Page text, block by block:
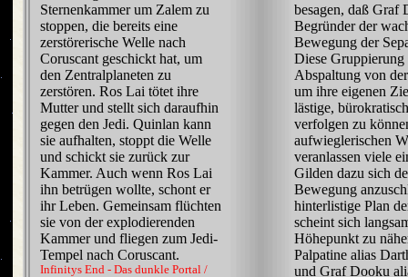
Sternenkammer um Zalem zu
stoppen, die bereits eine
zerstörerische Welle nach
Coruscant geschickt hat, um
den Zentralplaneten zu
zerstören. Ros Lai tötet ihre
Mutter und stellt sich daraufhin
gegen den Jedi. Quinlan kann
sie aufhalten, stoppt die Welle
und schickt sie zurück zur
Kammer. Auch wenn Ros Lai
ihn betrügen wollte, schont er
ihr Leben. Gemeinsam flüchten
sie von der explodierenden
Kammer und fliegen zum Jedi-
Tempel nach Coruscant.
Infinitys End - Das dunkle Portal /
besagen, daß Graf
Begründer der
Bewegung der
Diese
Abspaltung von
um ihre eigenen
lästige,
verfolgen zu
aufwieglerischen
veranlassen viele
Gilden dazu sich
Bewegung
hinterlistige Plan
scheint sich
Höhepunkt zu
Palpatine alias
und Graf Dooku